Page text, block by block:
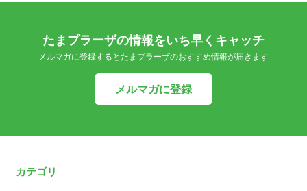
たまプラーザの情報をいち早くキャッチ
メルマガに登録するとたまプラーザのおすすめ情報が届きます
メルマガに登録
カテゴリ